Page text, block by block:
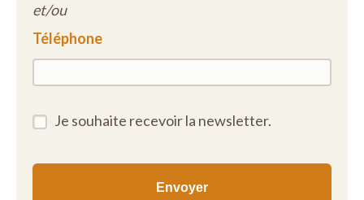
et/ou
Téléphone
Je souhaite recevoir la newsletter.